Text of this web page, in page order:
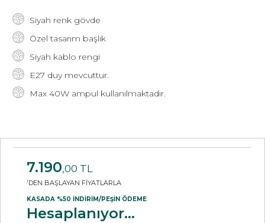
Siyah renk gövde
Özel tasarım başlık
Siyah kablo rengi
E27 duy mevcuttur.
Max 40W ampul kullanılmaktadır.
7.190,00 TL
'DEN BAŞLAYAN FİYATLARLA
KASADA %50 İNDİRİM/PEŞİN ÖDEME
Hesaplanıyor...